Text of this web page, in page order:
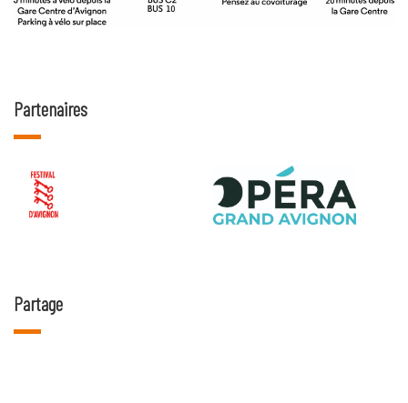
Partenaires
Partage